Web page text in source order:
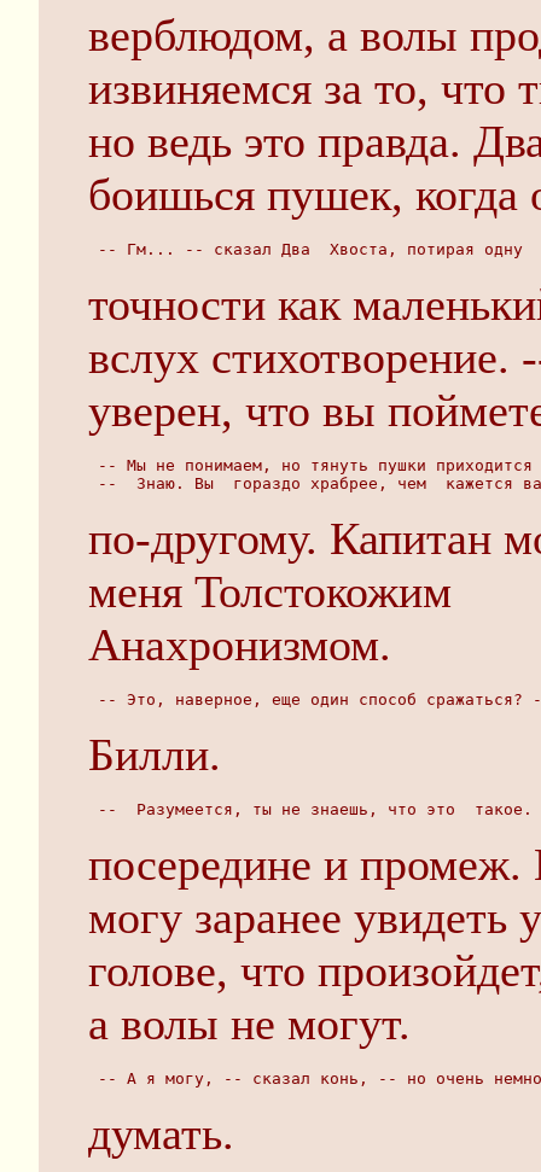
верблюдом, а волы
извиняемся за то,
но ведь это правда.
боишься пушек, когда
-- Гм... -- сказал Два  Хвоста, потирая одну
точности как
вслух стихотворение.
уверен, что вы
-- Мы не понимаем, но тянуть пушки
--  Знаю. Вы  гораздо храбрее, чем  кажется
по-другому. Капитан
меня Толстокожим
Анахронизмом.
-- Это, наверное, еще один способ сражаться?
Билли.
--  Разумеется, ты не знаешь, что это  такое.
посередине и промеж.
могу заранее увидеть
голове, что
а волы не могут.
-- А я могу, -- сказал конь, -- но очень
думать.